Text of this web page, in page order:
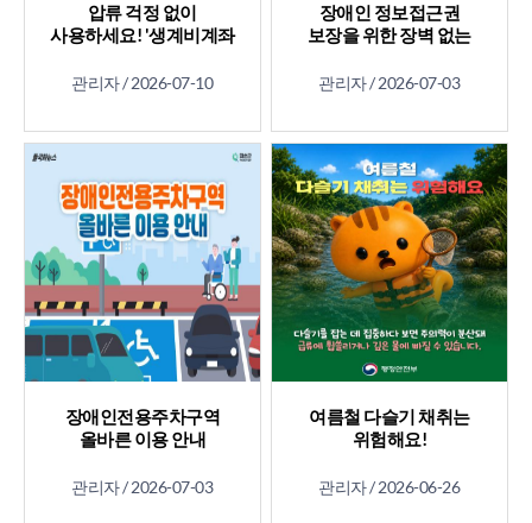
압류 걱정 없이
사용하세요! '생계비계좌
관리자 /2026-07-10
장애인 정보접근권
보장을 위한 장벽 없는
가이드라인
관리자 /2026-07-03
장애인전용주차구역
올바른 이용 안내
관리자 /2026-07-03
여름철 다슬기 채취는
위험해요!
관리자 /2026-06-26